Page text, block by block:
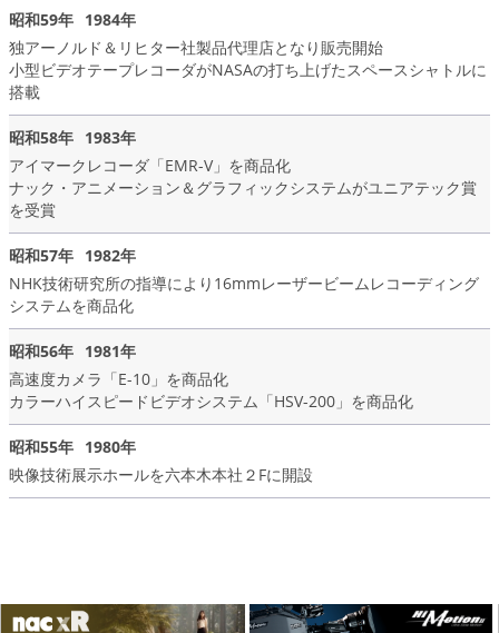
昭和59年 1984年
独アーノルド＆リヒター社製品代理店となり販売開始
小型ビデオテープレコーダがNASAの打ち上げたスペースシャトルに
搭載
昭和58年 1983年
アイマークレコーダ「EMR-V」を商品化
ナック・アニメーション＆グラフィックシステムがユニアテック賞
を受賞
昭和57年 1982年
NHK技術研究所の指導により16mmレーザービームレコーディング
システムを商品化
昭和56年 1981年
高速度カメラ「E-10」を商品化
カラーハイスピードビデオシステム「HSV-200」を商品化
昭和55年 1980年
映像技術展示ホールを六本木本社２Fに開設